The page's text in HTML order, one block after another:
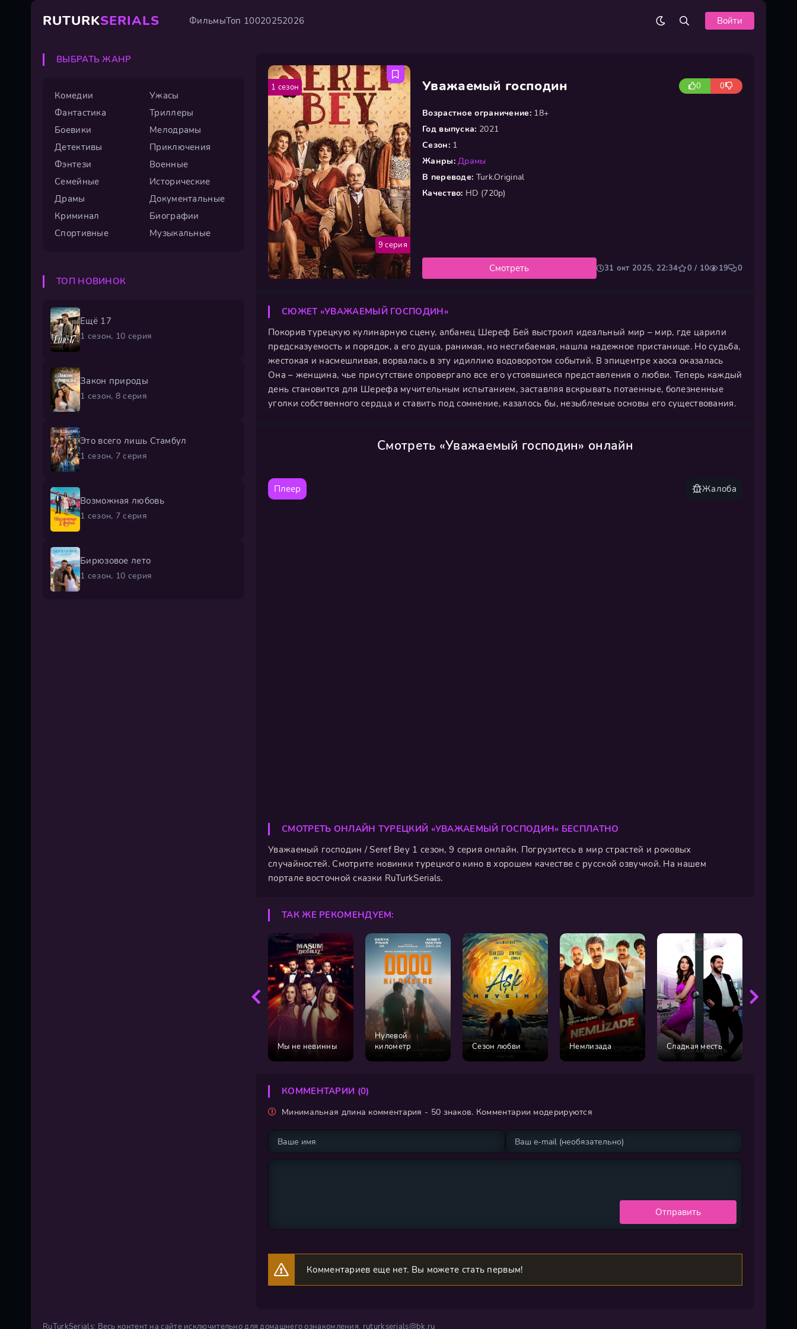
RUTURKSERIALS ФильмыТоп 10020252026 Войти
Уважаемый господин 0 0
Возрастное ограничение:18+
Год выпуска: 2021
Сезон:1
Жанры: Драмы
В переводе: Turk.Original
Качество: HD (720p)
Смотреть 31 окт 2025, 22:34 0 / 10 19 0
9 серия
1 сезон
СЮЖЕТ «УВАЖАЕМЫЙ ГОСПОДИН»
Покорив турецкую кулинарную сцену, албанец Шереф Бей выстроил идеальный мир – мир, где царили
предсказуемость и порядок, а его душа, ранимая, но несгибаемая, нашла надежное пристанище. Но судьба,
жестокая и насмешливая, ворвалась в эту идиллию водоворотом событий. В эпицентре хаоса оказалась
Она – женщина, чье присутствие опровергало все его устоявшиеся представления о любви. Теперь каждый
день становится для Шерефа мучительным испытанием, заставляя вскрывать потаенные, болезненные
уголки собственного сердца и ставить под сомнение, казалось бы, незыблемые основы его существования.
Смотреть «Уважаемый господин» онлайн
Плеер Жалоба
СМОТРЕТЬ ОНЛАЙН ТУРЕЦКИЙ «УВАЖАЕМЫЙ ГОСПОДИН» БЕСПЛАТНО
Уважаемый господин / Seref Bey 1 сезон, 9 серия онлайн. Погрузитесь в мир страстей и роковых
случайностей. Смотрите новинки турецкого кино в хорошем качестве с русской озвучкой. На нашем
портале восточной сказки RuTurkSerials.
ТАК ЖЕ РЕКОМЕНДУЕМ:
Мы не невинны
Нулевой
километр
Сезон любви Немлизада Сладкая месть
КОММЕНТАРИИ (0)
Минимальная длина комментария - 50 знаков. Комментарии модерируются
Отправить
Комментариев еще нет. Вы можете стать первым!
ВЫБРАТЬ ЖАНР
Комедии
Ужасы
Фантастика
Триллеры
Боевики
Мелодрамы
Детективы
Приключения
Фэнтези
Военные
Семейные
Исторические
Драмы
Документальные
Криминал
Биографии
Спортивные
Музыкальные
ТОП НОВИНОК
Ещё 17
1 сезон, 10 серия
Закон природы
1 сезон, 8 серия
Это всего лишь Стамбул
1 сезон, 7 серия
Возможная любовь
1 сезон, 7 серия
Бирюзовое лето
1 сезон, 10 серия
RuTurkSerials: Весь контент на сайте исключительно для домашнего ознакомления. ruturkserials@bk.ru